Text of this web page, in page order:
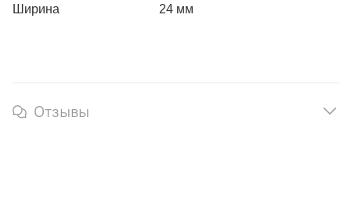
Ширина
24 мм
Отзывы